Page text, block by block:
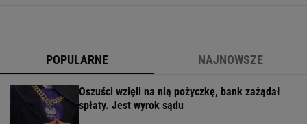
POPULARNE NAJNOWSZE
Oszuści wzięli na nią pożyczkę, bank zażądał
spłaty. Jest wyrok sądu